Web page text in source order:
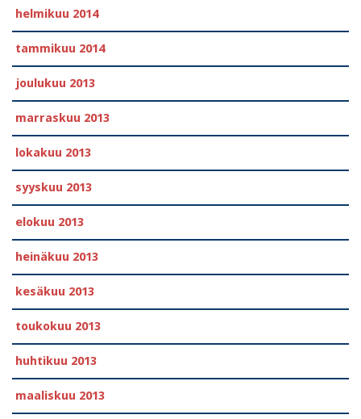
helmikuu 2014
tammikuu 2014
joulukuu 2013
marraskuu 2013
lokakuu 2013
syyskuu 2013
elokuu 2013
heinäkuu 2013
kesäkuu 2013
toukokuu 2013
huhtikuu 2013
maaliskuu 2013